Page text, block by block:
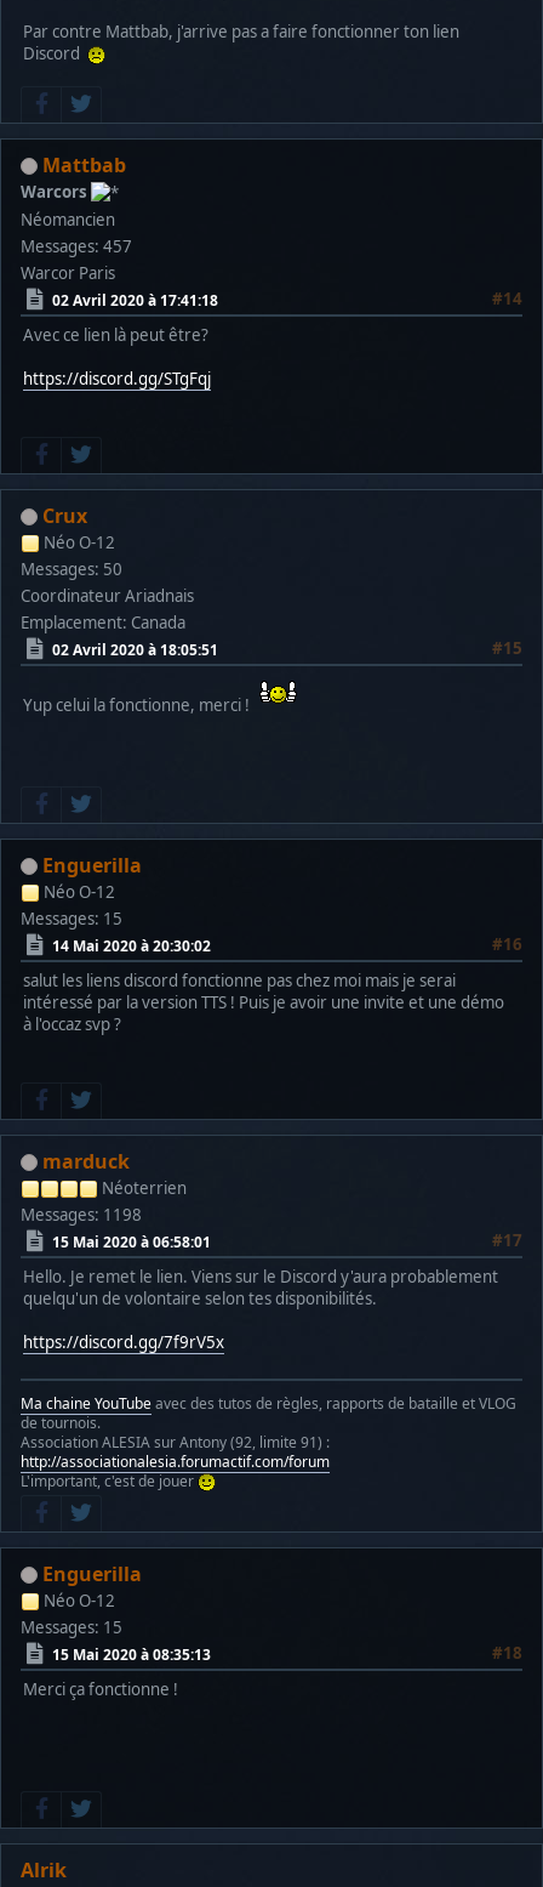
Par contre Mattbab, j'arrive pas a faire fonctionner ton lien
Discord
Mattbab
Warcors
Néomancien
Messages: 457
Warcor Paris
02 Avril 2020 à 17:41:18
#14
Avec ce lien là peut être?
https://discord.gg/STgFqj
Crux
Néo O-12
Messages: 50
Coordinateur Ariadnais
Emplacement: Canada
02 Avril 2020 à 18:05:51 #15
Yup celui la fonctionne, merci !
Enguerilla
Néo O-12
Messages: 15
14 Mai 2020 à 20:30:02
#16
salut les liens discord fonctionne pas chez moi mais je serai
intéressé par la version TTS ! Puis je avoir une invite et une démo
à l'occaz svp ?
marduck
Néoterrien
Messages: 1198
15 Mai 2020 à 06:58:01
#17
Hello. Je remet le lien. Viens sur le Discord y'aura probablement
quelqu'un de volontaire selon tes disponibilités.
https://discord.gg/7f9rV5x
Ma chaine YouTubeavec des tutos de règles, rapports de bataille et VLOG
de tournois.
Association ALESIA sur Antony (92, limite 91) :
http://associationalesia.forumactif.com/forum
L'important, c'est de jouer
Enguerilla
Néo O-12
Messages: 15
15 Mai 2020 à 08:35:13
#18
Merci ça fonctionne !
Alrik